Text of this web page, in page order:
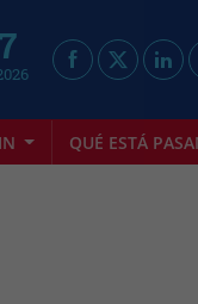
QUÉ ESTÁ